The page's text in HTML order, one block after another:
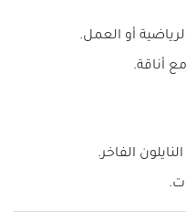
أو العمل.
أناقة.
الفاخر.